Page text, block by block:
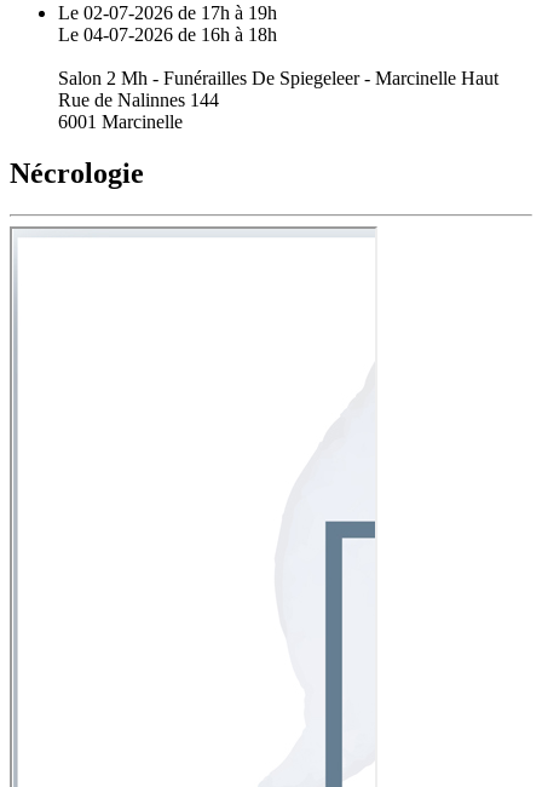
Le 02-07-2026 de 17h à 19h
Le 04-07-2026 de 16h à 18h
Salon 2 Mh - Funérailles De Spiegeleer - Marcinelle Haut
Rue de Nalinnes 144
6001 Marcinelle
Nécrologie